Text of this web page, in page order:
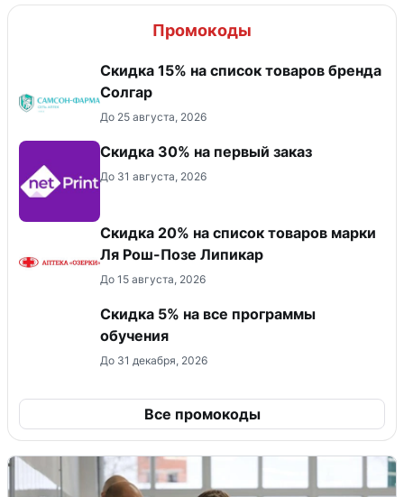
Промокоды
Скидка 15% на список товаров бренда
Солгар
До 25 августа, 2026
Скидка 30% на первый заказ
До 31 августа, 2026
Скидка 20% на список товаров марки
Ля Рош-Позе Липикар
До 15 августа, 2026
Скидка 5% на все программы
обучения
До 31 декабря, 2026
Все промокоды